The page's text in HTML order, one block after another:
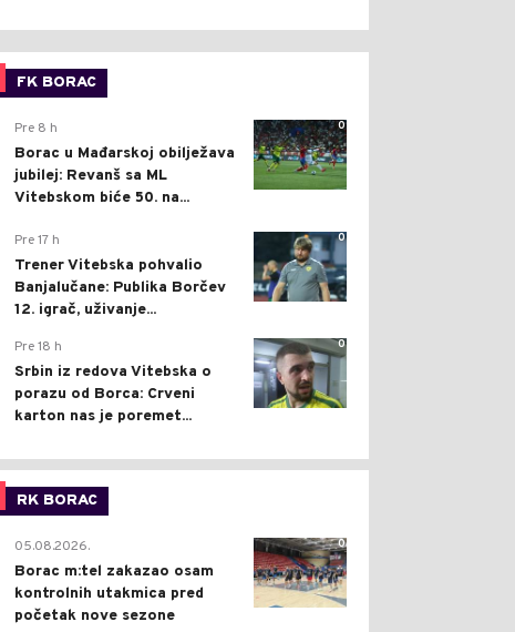
FK BORAC
0
Pre 8 h
Borac u Mađarskoj obilježava
jubilej: Revanš sa ML
Vitebskom biće 50. na...
0
Pre 17 h
Trener Vitebska pohvalio
Banjalučane: Publika Borčev
12. igrač, uživanje...
0
Pre 18 h
Srbin iz redova Vitebska o
porazu od Borca: Crveni
karton nas je poremet...
RK BORAC
0
05.08.2026.
Borac m:tel zakazao osam
kontrolnih utakmica pred
početak nove sezone